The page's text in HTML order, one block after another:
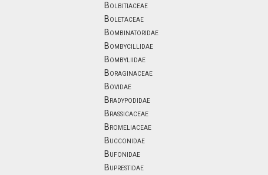
Bolbitiaceae
Boletaceae
Bombinatoridae
Bombycillidae
Bombyliidae
Boraginaceae
Bovidae
Bradypodidae
Brassicaceae
Bromeliaceae
Bucconidae
Bufonidae
Buprestidae